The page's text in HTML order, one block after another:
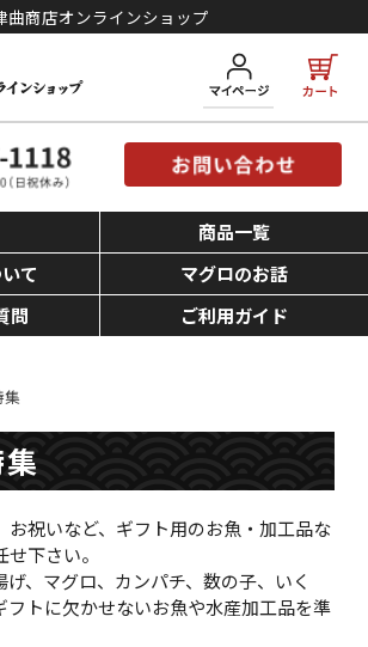
曲商店オンラインショップ
商品一覧
て
マグロのお話
問
ご利用ガイド
集
お祝いなど、ギフト用のお魚・加工品な
下さい。
げ、マグロ、カンパチ、数の子、いく
フトに欠かせないお魚や水産加工品を準